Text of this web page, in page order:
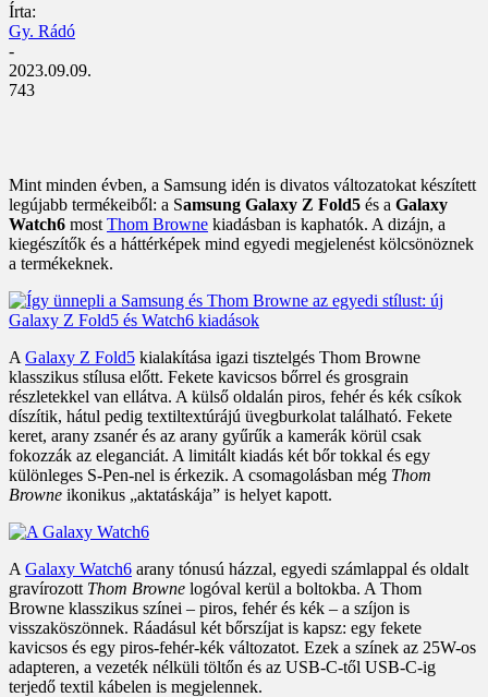
Írta:
Gy. Rádó
-
2023.09.09.
743
Mint minden évben, a Samsung idén is divatos változatokat készített
legújabb termékeiből: a Samsung Galaxy Z Fold5 és a Galaxy
Watch6 most Thom Browne kiadásban is kaphatók. A dizájn, a
kiegészítők és a háttérképek mind egyedi megjelenést kölcsönöznek
a termékeknek.
A Galaxy Z Fold5 kialakítása igazi tisztelgés Thom Browne
klasszikus stílusa előtt. Fekete kavicsos bőrrel és grosgrain
részletekkel van ellátva. A külső oldalán piros, fehér és kék csíkok
díszítik, hátul pedig textiltextúrájú üvegburkolat található. Fekete
keret, arany zsanér és az arany gyűrűk a kamerák körül csak
fokozzák az eleganciát. A limitált kiadás két bőr tokkal és egy
különleges S-Pen-nel is érkezik. A csomagolásban még Thom
Browne ikonikus „aktatáskája” is helyet kapott.
A Galaxy Watch6 arany tónusú házzal, egyedi számlappal és oldalt
gravírozott Thom Browne logóval kerül a boltokba. A Thom
Browne klasszikus színei – piros, fehér és kék – a szíjon is
visszaköszönnek. Ráadásul két bőrszíjat is kapsz: egy fekete
kavicsos és egy piros-fehér-kék változatot. Ezek a színek az 25W-os
adapteren, a vezeték nélküli töltőn és az USB-C-től USB-C-ig
terjedő textil kábelen is megjelennek.